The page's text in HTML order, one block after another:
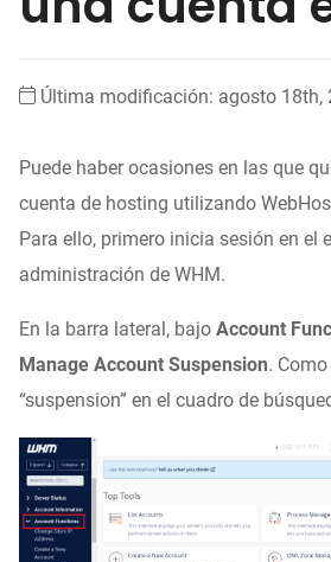
Última modificación: agosto 18th,
Puede haber ocasiones en las que
cuenta de hosting utilizando
Para ello, primero inicia sesión en el
administración de WHM.
En la barra lateral, bajo Account
Manage Account Suspension.
“suspension” en el cuadro de